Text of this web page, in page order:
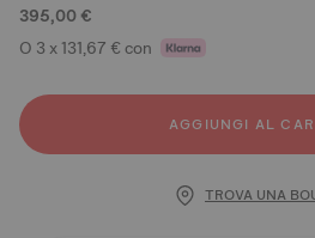
395,00 €
O 3 x 131,67 € con
AGGIUNGI AL
TROVA UNA